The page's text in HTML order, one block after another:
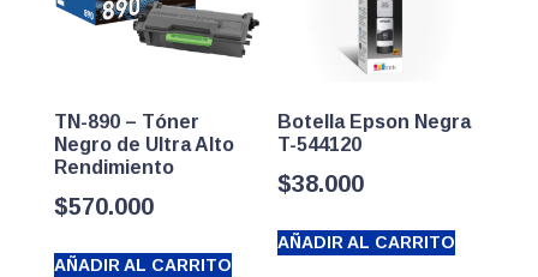
TN-890 – Tóner
Negro de Ultra Alto
Rendimiento
$570.000
AÑADIR AL CARRITO
Botella Epson Negra
T-544120
$38.000
AÑADIR AL CARRITO